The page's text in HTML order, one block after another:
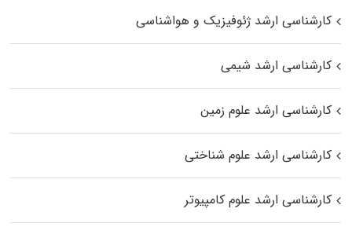
کارشناسی ارشد ژئوفیزیک و هواشناسی
کارشناسی ارشد شیمی
کارشناسی ارشد علوم زمین
کارشناسی ارشد علوم شناختی
کارشناسی ارشد علوم کامپیوتر